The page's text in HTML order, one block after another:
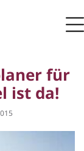
für
ist da!